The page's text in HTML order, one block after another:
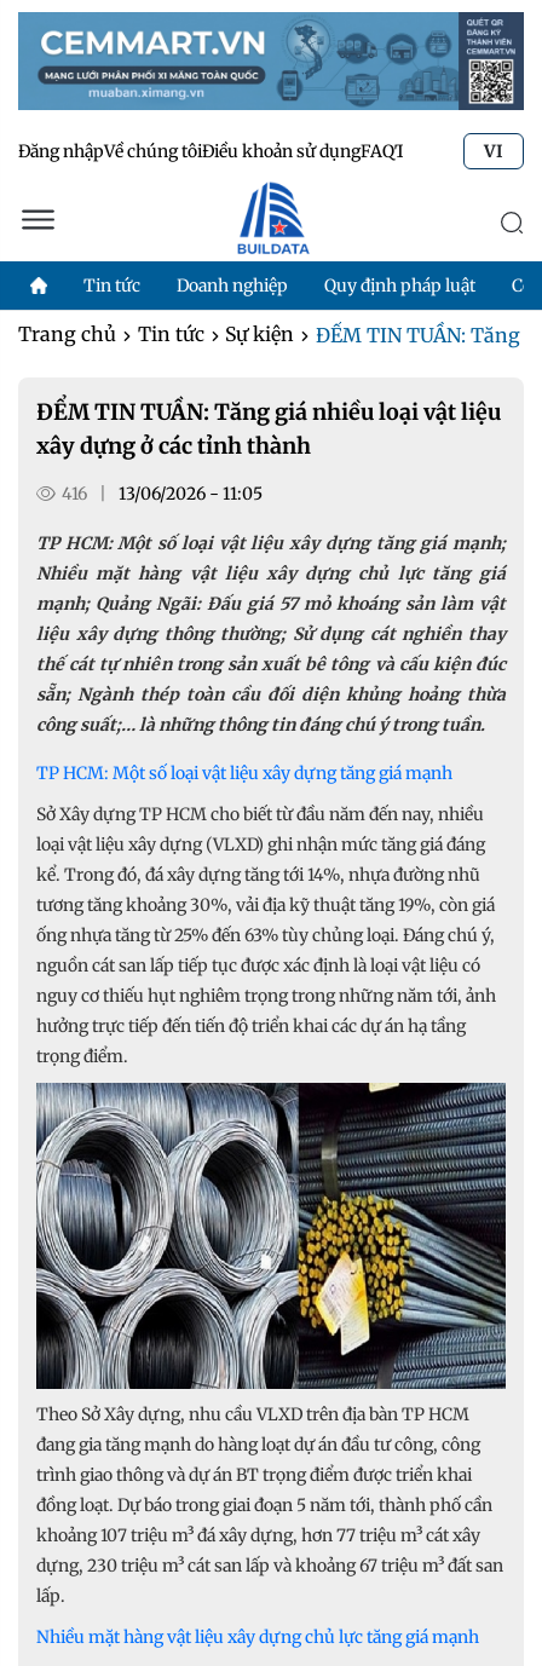
Đăng nhậpVề chúng tôiĐiều khoản sử dụngFAQTư vấn kỹ thuật
VI
Tin tức Doanh nghiệp Quy định pháp luật
Trang chủ Tin tức Sự kiện ĐỂM TIN TUẦN: Tăng
ĐỂM TIN TUẦN: Tăng giá nhiều loại vật liệu
xây dựng ở các tỉnh thành
416 13/06/2026 - 11:05
TP HCM: Một số loại vật liệu xây dựng tăng giá mạnh;
Nhiều mặt hàng vật liệu xây dựng chủ lực tăng giá
mạnh; Quảng Ngãi: Đấu giá 57 mỏ khoáng sản làm vật
liệu xây dựng thông thường; Sử dụng cát nghiền thay
thế cát tự nhiên trong sản xuất bê tông và cấu kiện đúc
sẵn; Ngành thép toàn cầu đối diện khủng hoảng thừa
công suất;… là những thông tin đáng chú ý trong tuần.
TP HCM: Một số loại vật liệu xây dựng tăng giá mạnh
Sở Xây dựng TP HCM cho biết từ đầu năm đến nay, nhiều
loại vật liệu xây dựng (VLXD) ghi nhận mức tăng giá đáng
kể. Trong đó, đá xây dựng tăng tới 14%, nhựa đường nhũ
tương tăng khoảng 30%, vải địa kỹ thuật tăng 19%, còn giá
ống nhựa tăng từ 25% đến 63% tùy chủng loại. Đáng chú ý,
nguồn cát san lấp tiếp tục được xác định là loại vật liệu có
nguy cơ thiếu hụt nghiêm trọng trong những năm tới, ảnh
hưởng trực tiếp đến tiến độ triển khai các dự án hạ tầng
trọng điểm.
Theo Sở Xây dựng, nhu cầu VLXD trên địa bàn TP HCM
đang gia tăng mạnh do hàng loạt dự án đầu tư công, công
trình giao thông và dự án BT trọng điểm được triển khai
đồng loạt. Dự báo trong giai đoạn 5 năm tới, thành phố cần
khoảng 107 triệu m³ đá xây dựng, hơn 77 triệu m³ cát xây
dựng, 230 triệu m³ cát san lấp và khoảng 67 triệu m³ đất san
lấp.
Nhiều mặt hàng vật liệu xây dựng chủ lực tăng giá mạnh